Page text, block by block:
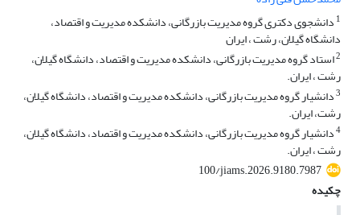
1 دانشجوی دکتری گروه مدیریت بازرگانی، دانشکده مدیریت و اقتصاد،
دانشگاه گیلان، رشت ، ایران
2استاد گروه مدیریت بازرگانی، دانشکده مدیریت و اقتصاد، دانشگاه گیلان،
رشت ، ایران.
3دانشیار گروه مدیریت بازرگانی، دانشکده مدیریت و اقتصاد، دانشگاه گیلان،
رشت، ایران.
4دانشیار گروه مدیریت بازرگانی، دانشکده مدیریت و اقتصاد، دانشگاه گیلان،
رشت ، ایران.
100/jiams.2026.9180.7987
چکیده